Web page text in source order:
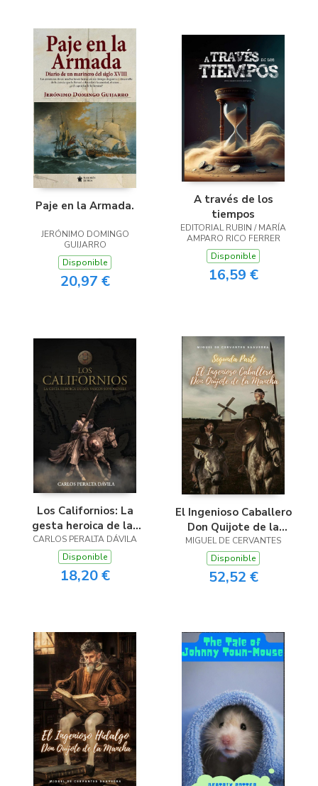
Paje en la Armada.
JERÓNIMO DOMINGO
GUIJARRO
Disponible
20,97 €
A través de los
tiempos
EDITORIAL RUBIN / MARÍA
AMPARO RICO FERRER
Disponible
16,59 €
Los Californios: La
gesta heroica de las
vascos sonorenses
CARLOS PERALTA DÁVILA
Disponible
18,20 €
El Ingenioso Caballero
Don Quijote de la
Mancha
MIGUEL DE CERVANTES
Disponible
52,52 €